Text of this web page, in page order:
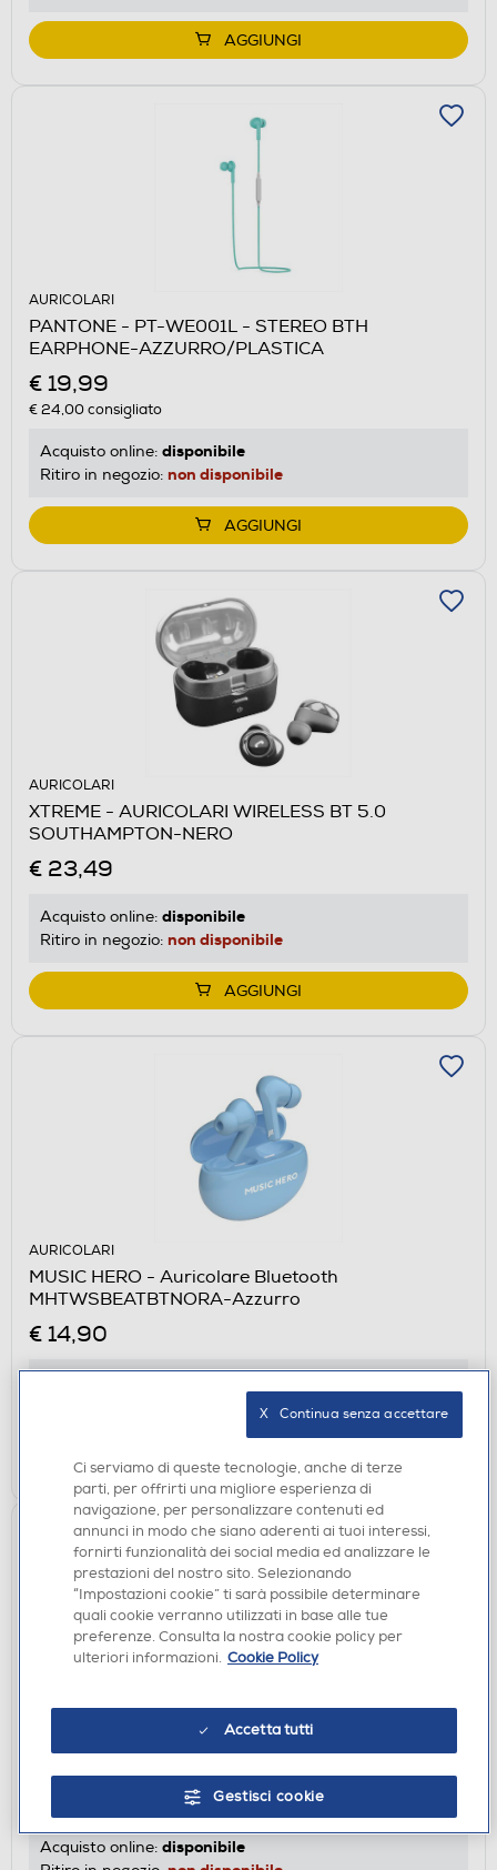
AGGIUNGI
AURICOLARI
PANTONE - PT-WE001L - STEREO BTH
EARPHONE-AZZURRO/PLASTICA
€ 19,99
€ 24,00consigliato
Acquisto online: disponibile
Ritiro in negozio: non disponibile
AGGIUNGI
AURICOLARI
XTREME - AURICOLARI WIRELESS BT 5.0
SOUTHAMPTON-NERO
€ 23,49
Acquisto online: disponibile
Ritiro in negozio: non disponibile
AGGIUNGI
AURICOLARI
MUSIC HERO - Auricolare Bluetooth
MHTWSBEATBTNORA-Azzurro
€ 14,90
Ritiro in negozio in 30' gratuito: verifica
AURICOLARI
PANTONE - PT-WE001P - STEREO BTH
Acquisto online: disponibile
Ci serviamo di queste tecnologie, anche di terze
parti, per offrirti una migliore esperienza di
navigazione, per personalizzare contenuti ed
annunci in modo che siano aderenti ai tuoi interessi,
fornirti funzionalità dei social media ed analizzare le
prestazioni del nostro sito. Selezionando
“Impostazioni cookie” ti sarà possibile determinare
quali cookie verranno utilizzati in base alle tue
preferenze. Consulta la nostra cookie policy per
ulteriori informazioni. Cookie Policy
Accetta tutti
Gestisci cookie
X   Continua senza accettare